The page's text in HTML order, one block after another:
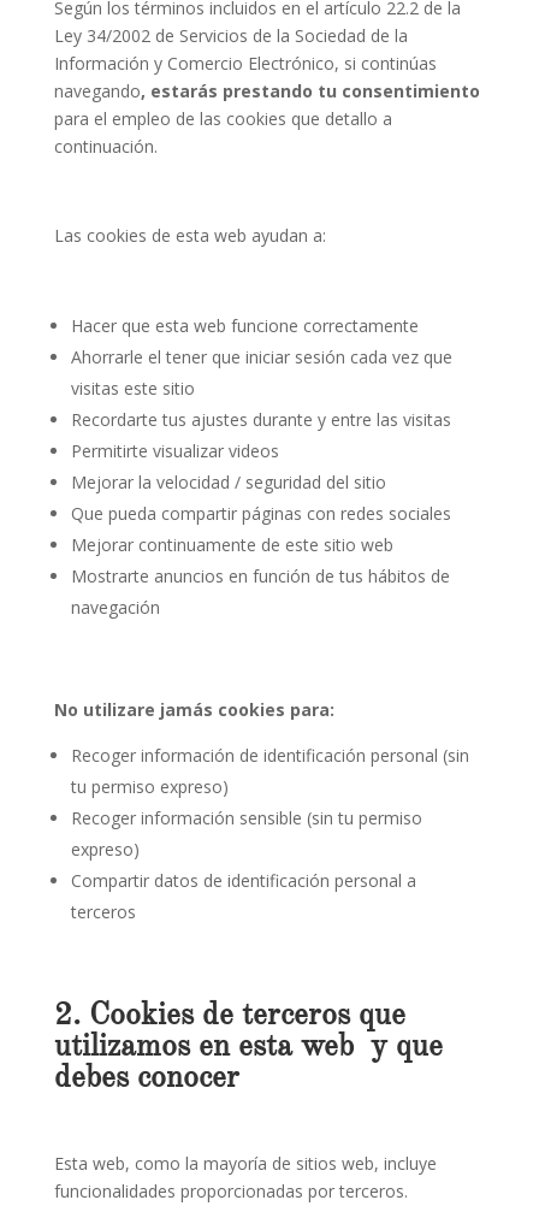
Según los términos incluidos en el artículo 22.2 de la
Ley 34/2002 de Servicios de la Sociedad de la
Información y Comercio Electrónico, si continúas
navegando, estarás prestando tu consentimiento
para el empleo de las cookies que detallo a
continuación.
Las cookies de esta web ayudan a:
Hacer que esta web funcione correctamente
Ahorrarle el tener que iniciar sesión cada vez que
visitas este sitio
Recordarte tus ajustes durante y entre las visitas
Permitirte visualizar videos
Mejorar la velocidad / seguridad del sitio
Que pueda compartir páginas con redes sociales
Mejorar continuamente de este sitio web
Mostrarte anuncios en función de tus hábitos de
navegación
No utilizare jamás cookies para:
Recoger información de identificación personal (sin
tu permiso expreso)
Recoger información sensible (sin tu permiso
expreso)
Compartir datos de identificación personal a
terceros
2. Cookies de terceros que
utilizamos en esta web y que
debes conocer
Esta web, como la mayoría de sitios web, incluye
funcionalidades proporcionadas por terceros.